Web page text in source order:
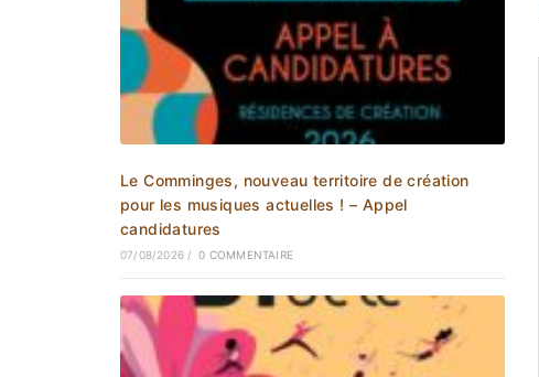
Le Comminges, nouveau territoire de création
pour les musiques actuelles ! – Appel
candidatures
07/08/2026 / 0 COMMENTAIRE